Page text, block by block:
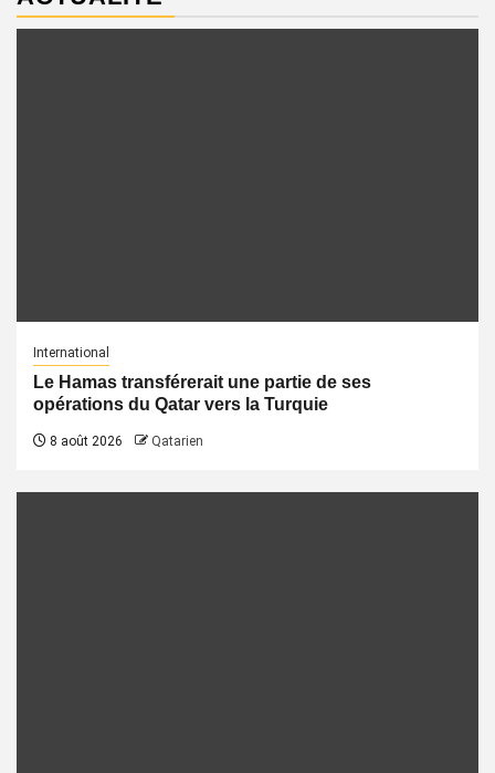
International
Le Hamas transférerait une partie de ses
opérations du Qatar vers la Turquie
8 août 2026 Qatarien